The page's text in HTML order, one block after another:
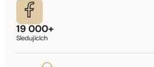
19 000+
Sledujících